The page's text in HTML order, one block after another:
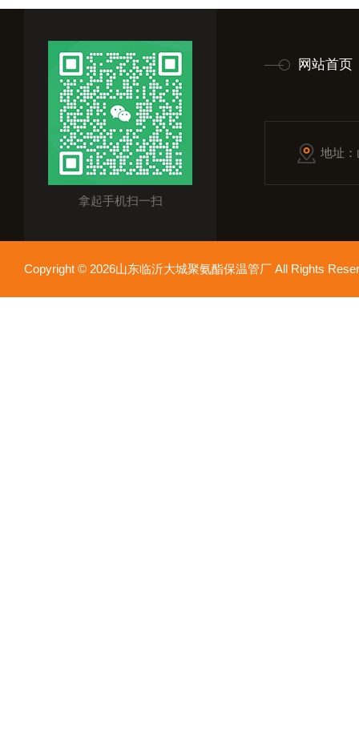
拿起手机扫一扫
网站首页
地址
Copyright © 2026山东临沂大城聚氨酯保温管厂 All Rights